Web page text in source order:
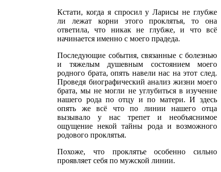
Кстати, когда я спросил у Ларисы не глубже
ли лежат корни этого проклятья, то она
ответила, что никак не глубже, и что всё
начинается именно с моего прадеда.
Последующие события, связанные с болезнью
и тяжелым душевным состоянием моего
родного брата, опять навели нас на этот след.
Проведя биографический анализ жизни моего
брата, мы не могли не углубиться в изучение
нашего рода по отцу и по матери. И здесь
опять же всё что по линии нашего отца
вызывало у нас трепет и необъяснимое
ощущение некой тайны рода и возможного
родового проклятья.
Похоже, что проклятье особенно сильно
проявляет себя по мужской линии.